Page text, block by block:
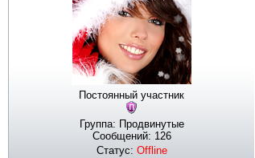
Постоянный участник
Группа: Продвинутые
Сообщений: 126
Статус: Offline